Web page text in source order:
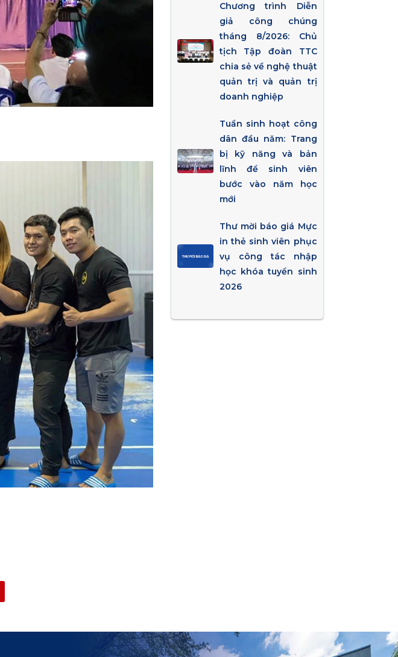
Chương trình Diễn
giả công chúng
tháng 8/2026: Chủ
tịch Tập đoàn TTC
chia sẻ về nghệ thuật
quản trị và quản trị
doanh nghiệp
Tuần sinh hoạt công
dân đầu năm: Trang
bị kỹ năng và bản
lĩnh để sinh viên
bước vào năm học
mới
Thư mời báo giá Mực
in thẻ sinh viên phục
vụ công tác nhập
học khóa tuyển sinh
2026